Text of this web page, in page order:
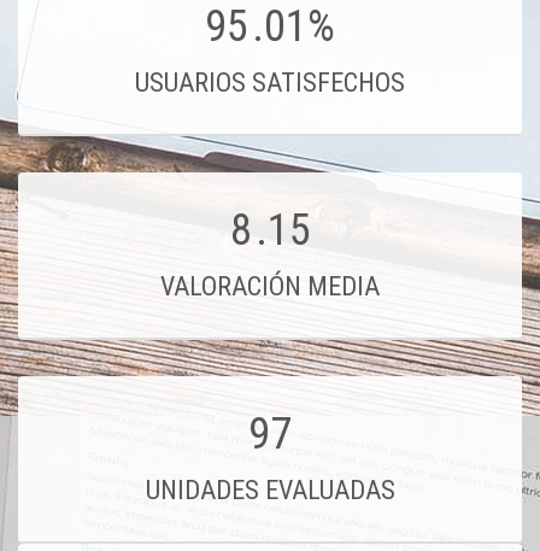
95.01%
USUARIOS SATISFECHOS
8.15
VALORACIÓN MEDIA
97
UNIDADES EVALUADAS